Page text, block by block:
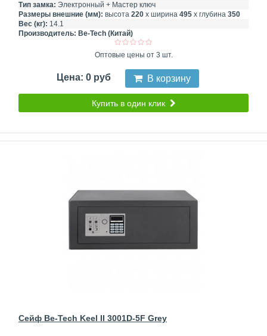
Тип замка: Электронный + Мастер ключ
Размеры внешние (мм): высота 220 х ширина 495 х глубина 350
Вес (кг): 14.1
Производитель: Be-Tech (Китай)
Оптовые цены от 3 шт.
Цена: 0 руб В корзину
Купить в один клик
Сейф Be-Tech Keel II 3001D-5F Grey